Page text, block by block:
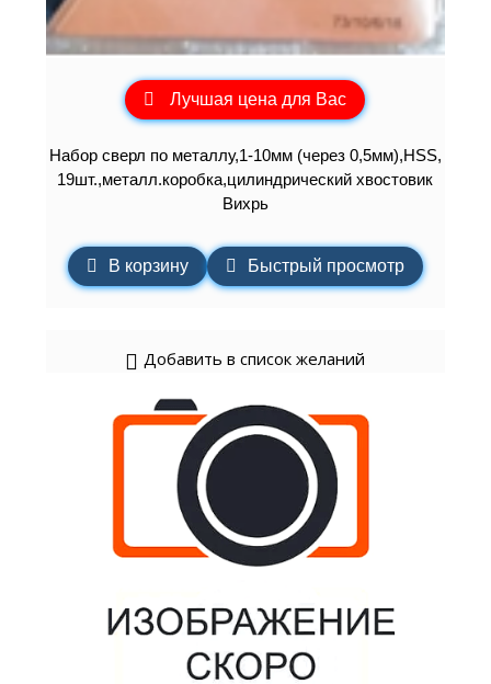
Лучшая цена для Вас
Набор сверл по металлу,1-10мм (через 0,5мм),HSS,
19шт.,металл.коробка,цилиндрический хвостовик
Вихрь
В корзину Быстрый просмотр
Добавить в список желаний